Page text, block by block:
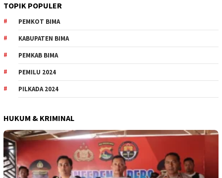
TOPIK POPULER
PEMKOT BIMA
KABUPATEN BIMA
PEMKAB BIMA
PEMILU 2024
PILKADA 2024
HUKUM & KRIMINAL